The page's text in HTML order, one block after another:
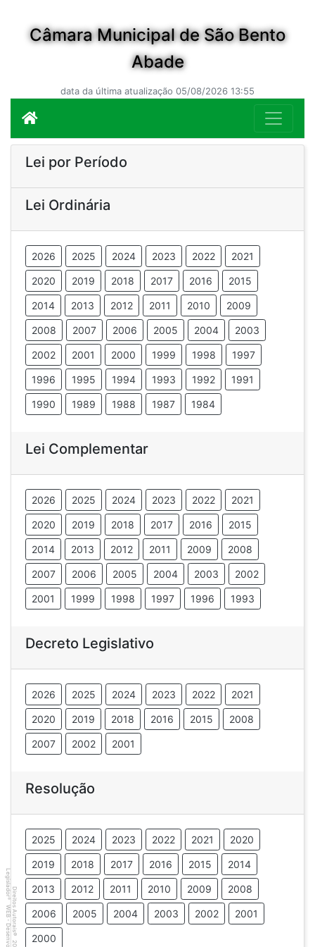
Câmara Municipal de São Bento
Abade
data da última atualização 05/08/2026 13:55
Lei por Período
Lei Ordinária
2026 2025 2024 2023 2022 2021
2020 2019 2018 2017 2016 2015
2014 2013 2012 2011 2010 2009
2008 2007 2006 2005 2004 2003
2002 2001 2000 1999 1998 1997
1996 1995 1994 1993 1992 1991
1990 1989 1988 1987 1984
Lei Complementar
2026 2025 2024 2023 2022 2021
2020 2019 2018 2017 2016 2015
2014 2013 2012 2011 2009 2008
2007 2006 2005 2004 2003 2002
2001 1999 1998 1997 1996 1993
Decreto Legislativo
2026 2025 2024 2023 2022 2021
2020 2019 2018 2016 2015 2008
2007 2002 2001
Resolução
2025 2024 2023 2022 2021 2020
2019 2018 2017 2016 2015 2014
2013 2012 2011 2010 2009 2008
2006 2005 2004 2003 2002 2001
2000
Direitos Autorais
©
Legislador
®